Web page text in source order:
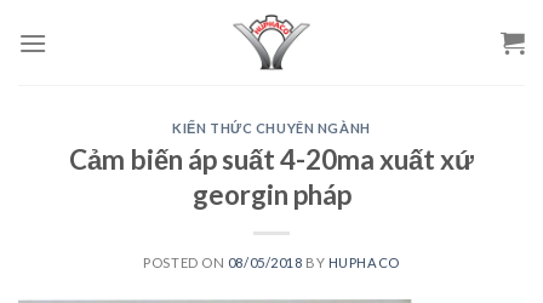
KIẾN THỨC CHUYÊN NGÀNH
Cảm biến áp suất 4-20ma xuất xứ
georgin pháp
POSTED ON 08/05/2018 BY HUPHACO